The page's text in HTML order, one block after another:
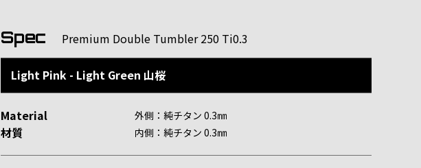
Spec Premium Double Tumbler 250 Ti0.3
Light Pink - Light Green 山桜
Material
材質
外側：純チタン 0.3㎜
内側：純チタン 0.3㎜